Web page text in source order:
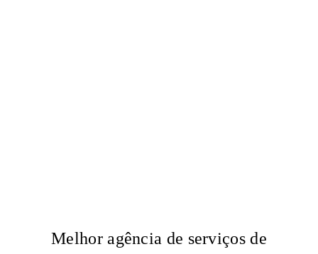
Melhor agência de serviços de